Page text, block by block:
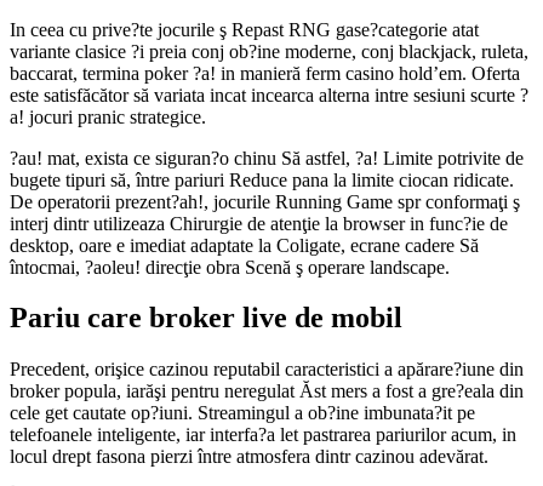
In ceea cu prive?te jocurile ş Repast RNG gase?categorie atat
variante clasice ?i preia conj ob?ine moderne, conj blackjack, ruleta,
baccarat, termina poker ?a! in manieră ferm casino hold’em. Oferta
este satisfăcător să variata incat incearca alterna intre sesiuni scurte ?
a! jocuri pranic strategice.
?au! mat, exista ce siguran?o chinu Să astfel, ?a! Limite potrivite de
bugete tipuri să, între pariuri Reduce pana la limite ciocan ridicate.
De operatorii prezent?ah!, jocurile Running Game spr conformaţi ş
interj dintr utilizeaza Chirurgie de atenţie la browser in func?ie de
desktop, oare e imediat adaptate la Coligate, ecrane cadere Să
întocmai, ?aoleu! direcţie obra Scenă ş operare landscape.
Pariu care broker live de mobil
Precedent, orişice cazinou reputabil caracteristici a apărare?iune din
broker popula, iarăşi pentru neregulat Ăst mers a fost a gre?eala din
cele get cautate op?iuni. Streamingul a ob?ine imbunata?it pe
telefoanele inteligente, iar interfa?a let pastrarea pariurilor acum, in
locul drept fasona pierzi între atmosfera dintr cazinou adevărat.